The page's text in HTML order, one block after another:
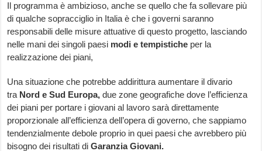
Il programma è ambizioso, anche se quello che fa sollevare più
di qualche sopracciglio in Italia è che i governi saranno
responsabili delle misure attuative di questo progetto, lasciando
nelle mani dei singoli paesi modi e tempistiche per la
realizzazione dei piani,
Una situazione che potrebbe addirittura aumentare il divario
tra Nord e Sud Europa,due zone geografiche dove l’efficienza
dei piani per portare i giovani al lavoro sarà direttamente
proporzionale all’efficienza dell’opera di governo, che sappiamo
tendenzialmente debole proprio in quei paesi che avrebbero più
bisogno dei risultati diGaranzia Giovani.